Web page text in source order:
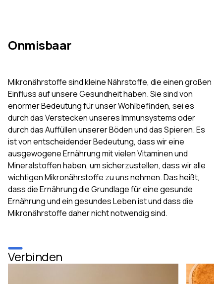
Onmisbaar
Mikronährstoffe sind kleine Nährstoffe, die einen großen
Einfluss auf unsere Gesundheit haben. Sie sind von
enormer Bedeutung für unser Wohlbefinden, sei es
durch das Verstecken unseres Immunsystems oder
durch das Auffüllen unserer Böden und das Spieren. Es
ist von entscheidender Bedeutung, dass wir eine
ausgewogene Ernährung mit vielen Vitaminen und
Mineralstoffen haben, um sicherzustellen, dass wir alle
wichtigen Mikronährstoffe zu uns nehmen. Das heißt,
dass die Ernährung die Grundlage für eine gesunde
Ernährung und ein gesundes Leben ist und dass die
Mikronährstoffe daher nicht notwendig sind.
Verbinden